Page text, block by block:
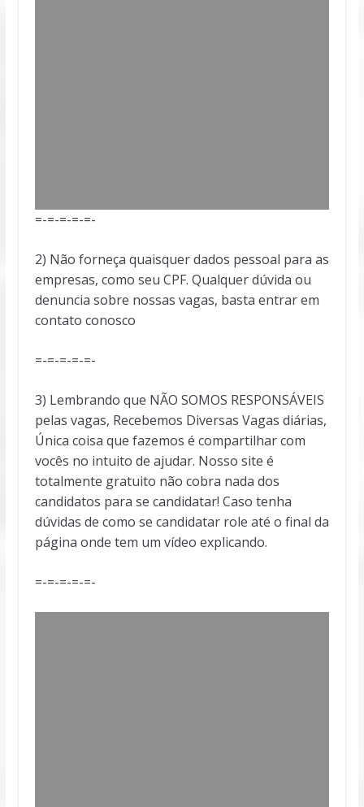
=-=-=-=-=-
2) Não forneça quaisquer dados pessoal para as
empresas, como seu CPF. Qualquer dúvida ou
denuncia sobre nossas vagas, basta entrar em
contato conosco
=-=-=-=-=-
3) Lembrando que NÃO SOMOS RESPONSÁVEIS
pelas vagas, Recebemos Diversas Vagas diárias,
Única coisa que fazemos é compartilhar com
vocês no intuito de ajudar. Nosso site é
totalmente gratuito não cobra nada dos
candidatos para se candidatar! Caso tenha
dúvidas de como se candidatar role até o final da
página onde tem um vídeo explicando.
=-=-=-=-=-